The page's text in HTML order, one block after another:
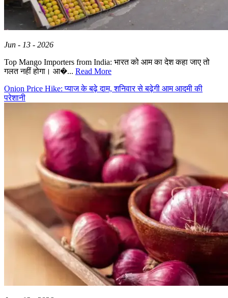
Jun - 13 - 2026
Top Mango Importers from India: भारत को आम का देश कहा जाए तो
गलत नहीं होगा। आ�... Read More
Onion Price Hike: प्याज के बढ़े दाम, शनिवार से बढ़ेगी आम आदमी की
परेशानी